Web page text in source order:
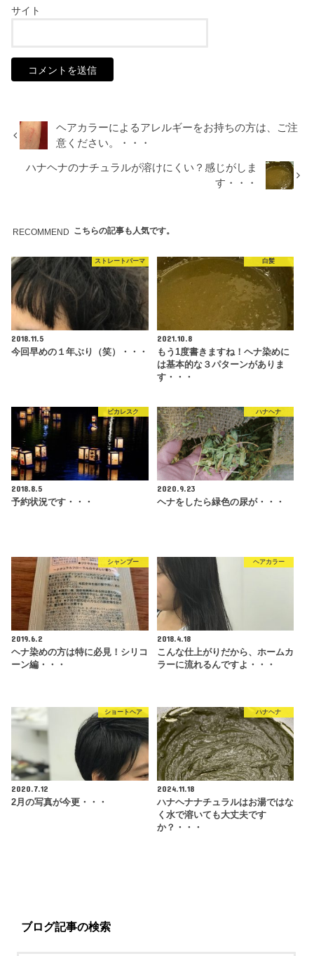
サイト
ヘアカラーによるアレルギーをお持ちの方は、ご注
意ください。・・・
ハナヘナのナチュラルが溶けにくい？感じがしま
す・・・
RECOMMEND こちらの記事も人気です。
ストレートパーマ
2018.11.5
今回早めの１年ぶり（笑）・・・
白髪
2021.10.8
もう1度書きますね！ヘナ染めに
は基本的な３パターンがありま
す・・・
ピカレスク
2018.8.5
予約状況です・・・
ハナヘナ
2020.9.23
ヘナをしたら緑色の尿が・・・
シャンプー
2019.6.2
ヘナ染めの方は特に必見！シリコ
ーン編・・・
ヘアカラー
2018.4.18
こんな仕上がりだから、ホームカ
ラーに流れるんですよ・・・
ショートヘア
2020.7.12
2月の写真が今更・・・
ハナヘナ
2024.11.18
ハナヘナナチュラルはお湯ではな
く水で溶いても大丈夫です
か？・・・
ブログ記事の検索